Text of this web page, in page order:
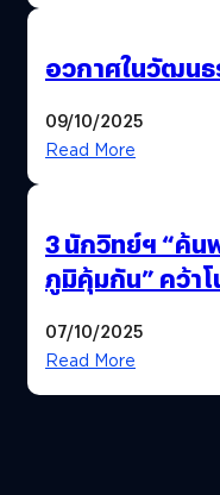
อวกาศในวัฒน
09/10/2025
Read More
3 นักวิทย์ฯ “ค้น
ภูมิคุ้มกัน” คว้า
และมะเร็ง
07/10/2025
Read More